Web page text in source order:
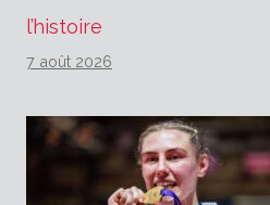
l’histoire
7 août 2026